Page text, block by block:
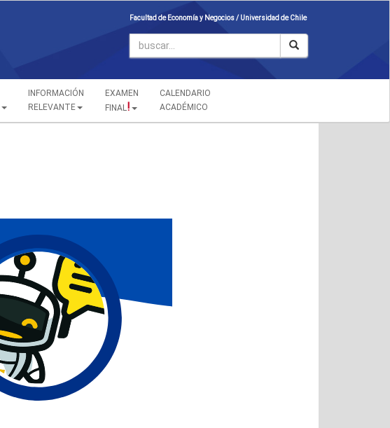
Facultad de Economía y Negocios / Universidad de Chile
INFORMACIÓN
RELEVANTE
EXAMEN
FINAL!
CALENDARIO
ACADÉMICO